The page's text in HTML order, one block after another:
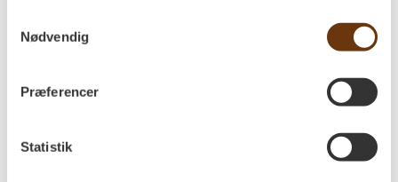
Nødvendig
Præferencer
Statistik
eksempler på overfladebehandlinger og
processen – fra udvælgelsen af træet til det